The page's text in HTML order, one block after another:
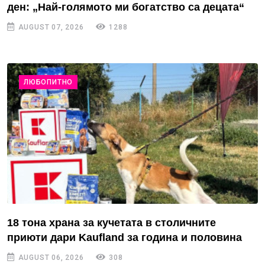
ден: „Най-голямото ми богатство са децата“
AUGUST 07, 2026 1288
ЛЮБОПИТНО
18 тона храна за кучетата в столичните
приюти дари Kaufland за година и половина
AUGUST 06, 2026 308